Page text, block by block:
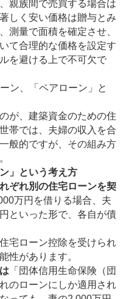
親族間で売買する場合は
しく安い価格は贈与とみ
測量で面積を確定させ、
て合理的な価格を設定す
を避ける上で不可欠で
ン、「ペアローン」と
が、建築資金のための住
帯では、夫婦の収入を合
般的ですが、その組み方
」という考え方
ぞれ別の住宅ローンを契
万円を借りる場合、夫
といった形で、各自が債
宅ローン控除を受けられ
性があります。
「団体信用生命保険（団
のローンにしか適用され